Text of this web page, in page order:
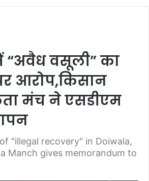
“अवैध वसूली” का
आरोप,किसान
मंच ने एसडीएम
"illegal recovery" in Doiwala,
Manch gives memorandum to